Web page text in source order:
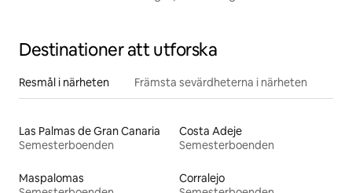
Destinationer att utforska
Resmål i närheten Främsta sevärdheterna i närheten
Las Palmas de Gran Canaria
Semesterboenden
Costa Adeje
Semesterboenden
Maspalomas
Corralejo